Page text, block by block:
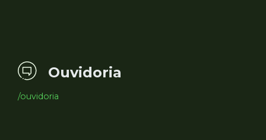
Ouvidoria
/ouvidoria